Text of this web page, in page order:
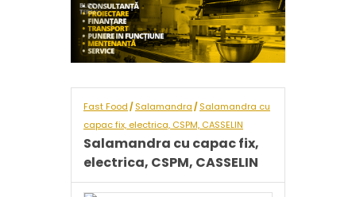
Fast Food / Salamandra / Salamandra cu
capac fix, electrica, CSPM, CASSELIN
Salamandra cu capac fix,
electrica, CSPM, CASSELIN